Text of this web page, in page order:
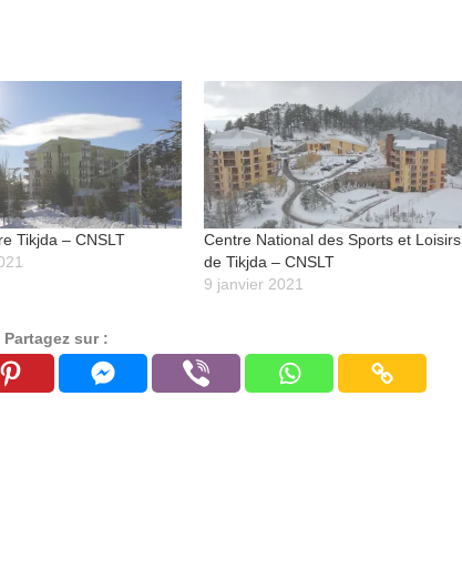
Tikjda – CNSLT
Centre National des Sports et Loisirs
de Tikjda – CNSLT
9 janvier 2021
Partagez sur :